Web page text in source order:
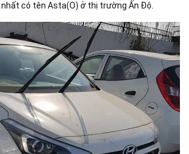
có tên Asta(O) ở thị trường Ấn Độ.